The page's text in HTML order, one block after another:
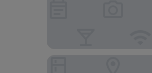
Revery Toronto Downtown,